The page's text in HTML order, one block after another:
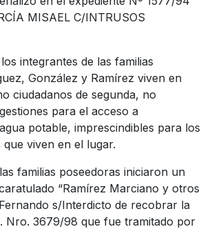
MISAEL C/INTRUSOS
integrantes de las familias
González y Ramírez viven en
ciudadanos de segunda, no
para el acceso a
potable, imprescindibles para los
viven en el lugar.
familias poseedoras iniciaron un
“Ramírez Marciano y otros
s/Interdicto de recobrar la
Nro. 3679/98 que fue tramitado por